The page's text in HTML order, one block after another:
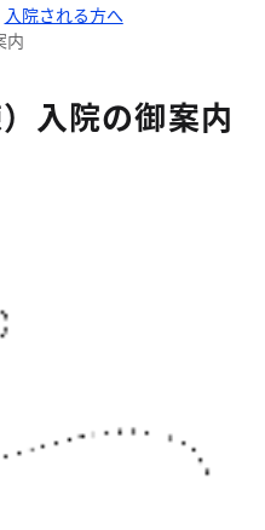
入院される方へ
内
入院の御案内